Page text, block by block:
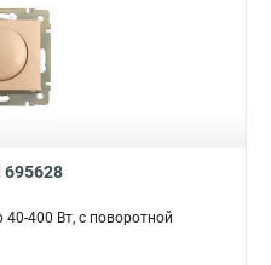
695628
40-400 Вт, с поворотной